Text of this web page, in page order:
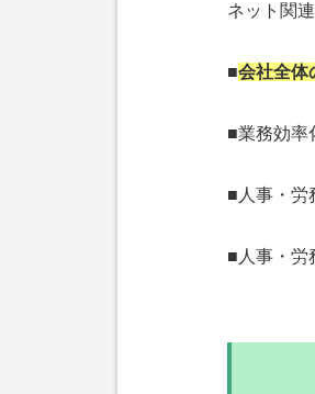
ネット関
■会社全体
■業務効率
■人事・労
■人事・労